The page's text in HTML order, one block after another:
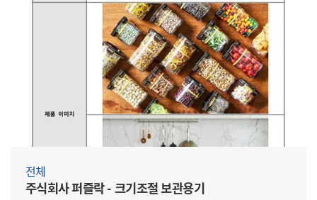
전체
주식회사 퍼즐락 - 크기조절 보관용기